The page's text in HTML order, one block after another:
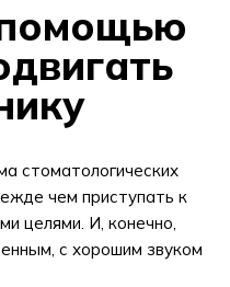
стоматологических
чем приступать к
целями. И, конечно,
с хорошим звуком